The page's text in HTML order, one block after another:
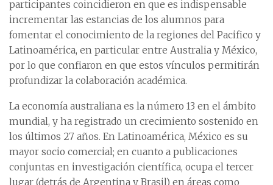
participantes coincidieron en que es indispensable
incrementar las estancias de los alumnos para
fomentar el conocimiento de la regiones del Pacifico y
Latinoamérica, en particular entre Australia y México,
por lo que confiaron en que estos vínculos permitirán
profundizar la colaboración académica.
La economía australiana es la número 13 en el ámbito
mundial, y ha registrado un crecimiento sostenido en
los últimos 27 años. En Latinoamérica, México es su
mayor socio comercial; en cuanto a publicaciones
conjuntas en investigación científica, ocupa el tercer
lugar (detrás de Argentina y Brasil) en áreas como